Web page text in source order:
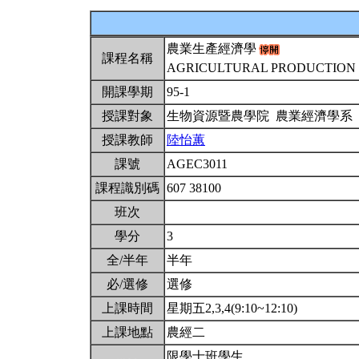
課程名稱
農業生產經濟學
AGRICULTURAL
開課學期
95-1
授課對象
生物資源暨農學院 農業經濟學系
授課教師
陸怡蕙
課號
AGEC3011
課程識別碼 607 38100
班次
學分
3
全/半年
半年
必/選修
選修
上課時間
星期五2,3,4(9:10~12:10)
上課地點
農經二
限學士班學生